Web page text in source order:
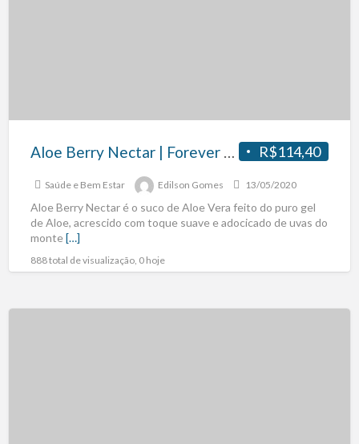
R$114,40
Aloe Berry Nectar | Forever Living Produto Natural.
Saúde e Bem Estar Edilson Gomes 13/05/2020
Aloe Berry Nectar é o suco de Aloe Vera feito do puro gel
de Aloe, acrescido com toque suave e adocicado de uvas do
monte[…]
888 total de visualização, 0 hoje